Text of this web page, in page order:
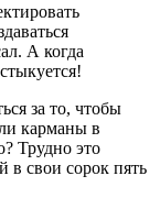
А когда
за то, чтобы
карманы в
Трудно это
в свои сорок пять